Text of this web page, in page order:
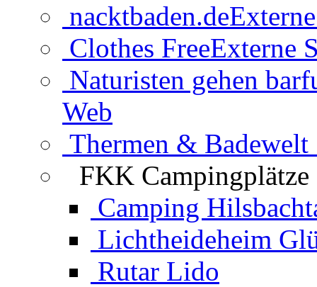
nacktbaden.de
Clothes FreeExterne
Naturisten gehen
Web
Thermen & Badewelt
FKK Campingplätze
Camping
Lichtheideheim
Rutar Lido